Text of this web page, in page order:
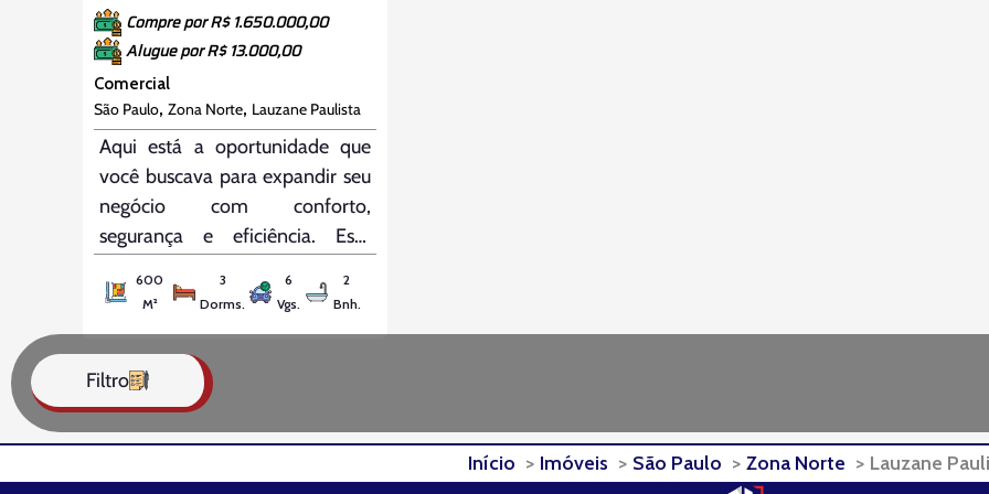
Compre por R$ 1.650.000,00
Alugue por R$ 13.000,00
Comercial
São Paulo, Zona Norte, Lauzane Paulista
Aqui está a oportunidade que
você buscava para expandir seu
negócio com conforto,
segurança e eficiência. Este
todas as características
demandas operacionais da sua
empresa, proporcionando um
ambiente ideal para o
crescimento e desenvolvimento
600
M²
3
Dorms.
6
Vgs.
2
Bnh.
Filtro
Início Imóveis São Paulo Zona Norte Lauzane